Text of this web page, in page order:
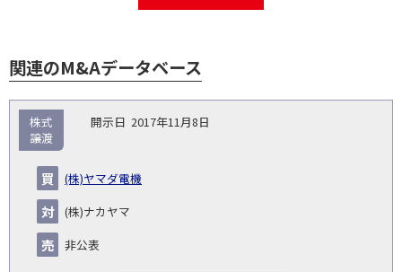
関連のM&Aデータベース
示
い
企
業・
事業
2017年11月8日
(株)ヤマダ電機
(株)ナカヤマ
非公表
株式
譲渡